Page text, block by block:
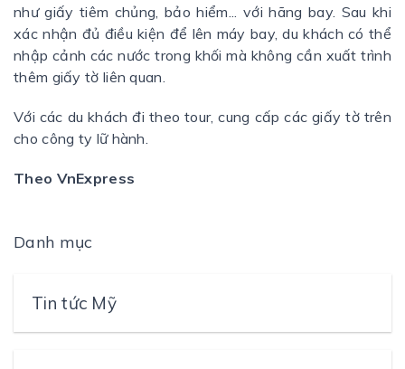
như giấy tiêm chủng, bảo hiểm... với hãng bay. Sau khi
xác nhận đủ điều kiện để lên máy bay, du khách có thể
nhập cảnh các nước trong khối mà không cần xuất trình
thêm giấy tờ liên quan.
Với các du khách đi theo tour, cung cấp các giấy tờ trên
cho công ty lữ hành.
Theo VnExpress
Danh mục
Tin tức Mỹ